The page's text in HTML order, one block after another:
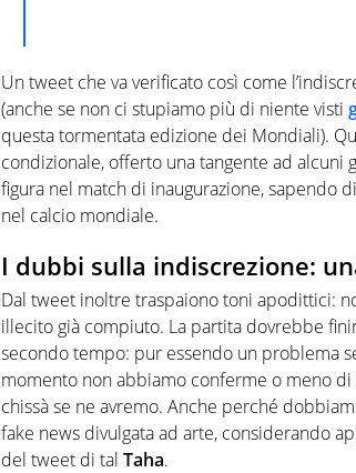
Un tweet che va verificato così come
(anche se non ci stupiamo più di niente visti
questa tormentata edizione dei Mondiali).
condizionale, offerto una tangente ad alcuni
figura nel match di inaugurazione, sapendo
nel calcio mondiale.
I dubbi sulla indiscrezione:
Dal tweet inoltre traspaiono toni apodittici:
illecito già compiuto. La partita dovrebbe
secondo tempo: pur essendo un problema
momento non abbiamo conferme o meno
chissà se ne avremo. Anche perché
fake news divulgata ad arte, considerando
del tweet di tal Taha.